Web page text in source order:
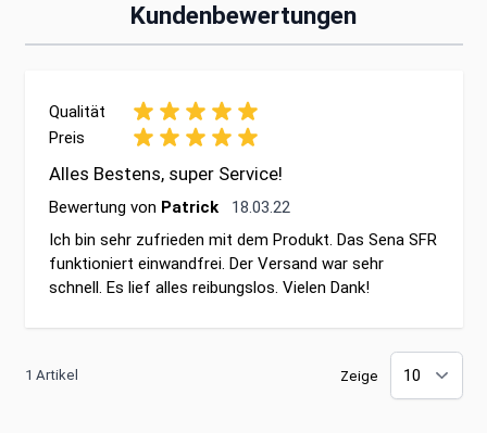
Kundenbewertungen
Qualität
Preis
Alles Bestens, super Service!
Bewertung von Patrick 18. März 2022
18.03.22
Ich bin sehr zufrieden mit dem Produkt. Das Sena SFR
funktioniert einwandfrei. Der Versand war sehr
schnell. Es lief alles reibungslos. Vielen Dank!
1 Artikel Zeige